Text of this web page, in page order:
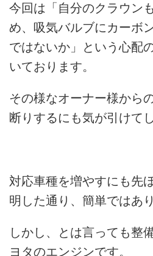
今回は「自分のクラウン
め、吸気バルブにカーボ
ではないか」という心配
いております。
その様なオーナー様から
断りするにも気が引けて
対応車種を増やすにも
明した通り、簡単ではあ
しかし、とは言っても整
ヨタのエンジンです。